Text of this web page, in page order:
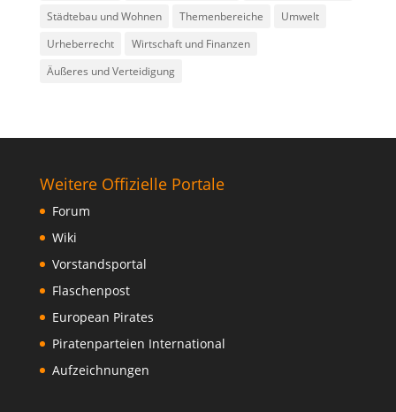
Städtebau und Wohnen
Themenbereiche
Umwelt
Urheberrecht
Wirtschaft und Finanzen
Äußeres und Verteidigung
Weitere Offizielle Portale
Forum
Wiki
Vorstandsportal
Flaschenpost
European Pirates
Piratenparteien International
Aufzeichnungen